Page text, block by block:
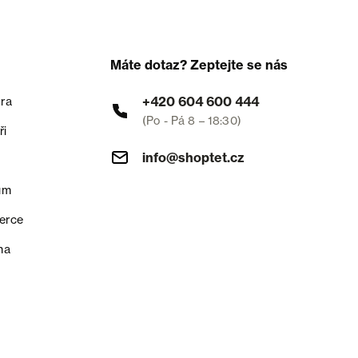
Máte dotaz? Zeptejte se nás
+420 604 600 444
(Po - Pá 8 – 18:30)
info@shoptet.cz